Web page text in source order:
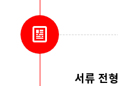
서류 전형